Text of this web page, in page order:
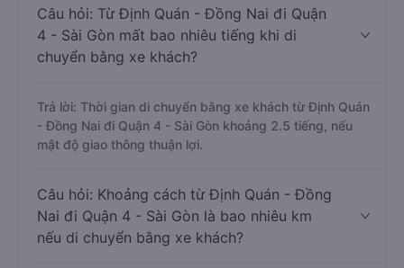
Câu hỏi: Từ Định Quán - Đồng Nai đi Quận
4 - Sài Gòn mất bao nhiêu tiếng khi di
chuyển bằng xe khách?
Trả lời: Thời gian di chuyển bằng xe khách từ Định Quán
- Đồng Nai đi Quận 4 - Sài Gòn khoảng 2.5 tiếng, nếu
mật độ giao thông thuận lợi.
Câu hỏi: Khoảng cách từ Định Quán - Đồng
Nai đi Quận 4 - Sài Gòn là bao nhiêu km
nếu di chuyển bằng xe khách?